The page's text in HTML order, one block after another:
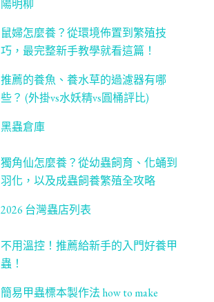
ne
l
陽明柳
鼠婦怎麼養？從環境佈置到繁殖技
巧，最完整新手教學就看這篇！
推薦的養魚、養水草的過濾器有哪
些？ (外掛vs水妖精vs圓桶評比)
黑蟲倉庫
獨角仙怎麼養？從幼蟲飼育、化蛹到
羽化，以及成蟲飼養繁殖全攻略
2026 台灣蟲店列表
不用溫控！推薦給新手的入門好養甲
蟲！
簡易甲蟲標本製作法 how to make